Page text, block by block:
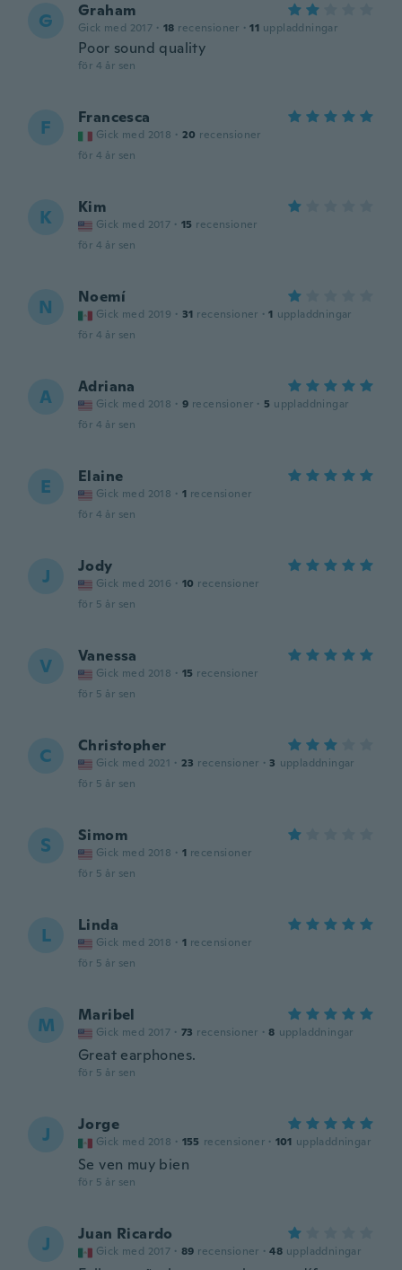
G Graham
Gick med 2017 · 18 recensioner · 11 uppladdningar
Poor sound quality
för 4 år sen
F Francesca
Gick med 2018 · 20 recensioner
för 4 år sen
K Kim
Gick med 2017 · 15 recensioner
för 4 år sen
N Noemí
Gick med 2019 · 31 recensioner · 1 uppladdningar
för 4 år sen
A Adriana
Gick med 2018 · 9 recensioner · 5 uppladdningar
för 4 år sen
E Elaine
Gick med 2018 · 1 recensioner
för 4 år sen
J Jody
Gick med 2016 · 10 recensioner
för 5 år sen
V Vanessa
Gick med 2018 · 15 recensioner
för 5 år sen
C Christopher
Gick med 2021 · 23 recensioner · 3 uppladdningar
för 5 år sen
S Simom
Gick med 2018 · 1 recensioner
för 5 år sen
L Linda
Gick med 2018 · 1 recensioner
för 5 år sen
M Maribel
Gick med 2017 · 73 recensioner · 8 uppladdningar
Great earphones.
för 5 år sen
J Jorge
Gick med 2018 · 155 recensioner · 101 uppladdningar
Se ven muy bien
för 5 år sen
J Juan Ricardo
Gick med 2017 · 89 recensioner · 48 uppladdningar